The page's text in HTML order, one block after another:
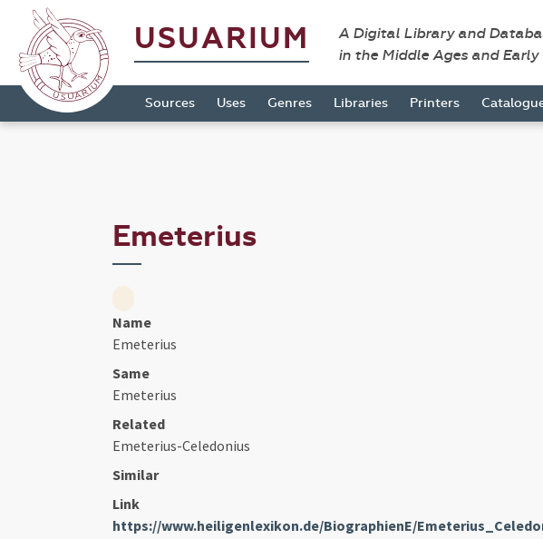
USUARIUM
A Digital Library and
in the Middle Ages and Early
Sources Uses Genres Libraries Printers
Emeterius
Name
Emeterius
Same
Emeterius
Related
Emeterius-Celedonius
Similar
Link
https://www.heiligenlexikon.de/BiographienE/